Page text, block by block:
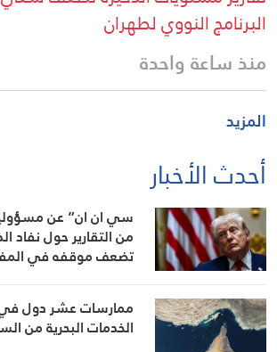
البرنامج النووي لطهران
منذ ساعة واحدة
المزيد
أحدث الأخبار
سي ان ان” عن
من التقارير حول نفاد
تضعف موقفه في
ممارسات عشر دول
الخدمات البحرية من